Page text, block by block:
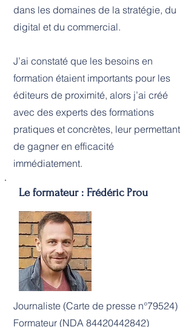
dans les domaines de la stratégie, du
digital et du commercial.
J’ai constaté que les besoins en
formation étaient importants pour les
éditeurs de proximité, alors j’ai créé
avec des experts des formations
pratiques et concrètes, leur permettant
de gagner en efficacité
immédiatement.
Le formateur : Frédéric Prou
Journaliste (Carte de presse n°79524)
Formateur (NDA 84420442842)